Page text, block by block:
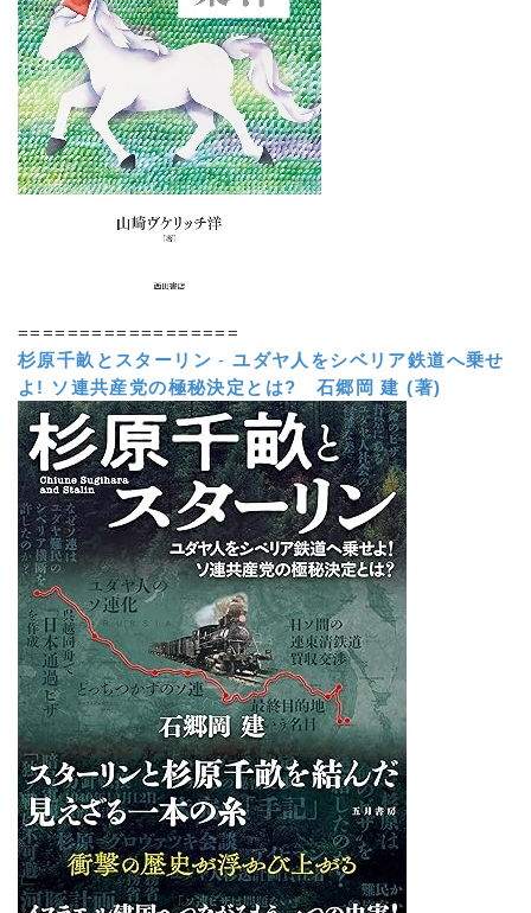
==================
杉原千畝とスターリン -ユダヤ人をシベリア鉄道へ乗せ
よ! ソ連共産党の極秘決定とは?
石郷岡 建 (著)